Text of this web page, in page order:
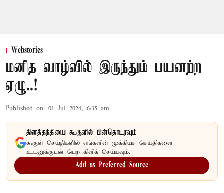
Webstories
மனித வாழ்வில் இருந்தும் பயனற்ற
ஏழு..!
Published on: 01 Jul 2024, 6:35 am
தினத்தந்தியை கூகுளில் பின்தொடரவும்
கூகுள் செய்திகளில் எங்களின் முக்கியச் செய்திகளை
உடனுக்குடன் பெற கிளிக் செய்யவும்.
Add as Preferred Source